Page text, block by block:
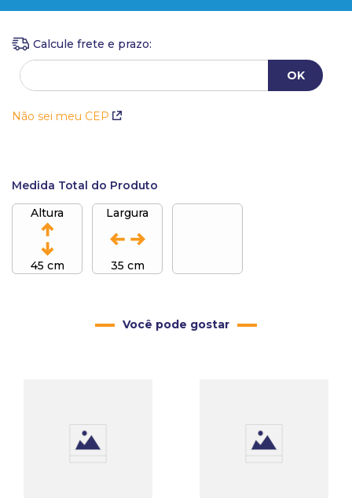
Não sei meu CEP
Medida Total do Produto
Altura
45 cm
Largura
35 cm
Você pode gostar